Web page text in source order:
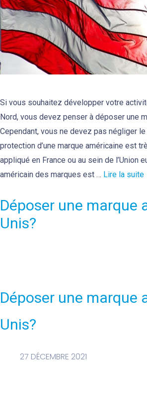
Déposer une marque
Unis?
Déposer une marque
Unis?
27 DÉCEMBRE 2021
Si vous souhaitez développer votre
Nord, vous devez penser à déposer une
Cependant, vous ne devez pas négliger
protection d’une marque américaine est
appliqué en France ou au sein de l’Union
américain des marques est … Lire la suite